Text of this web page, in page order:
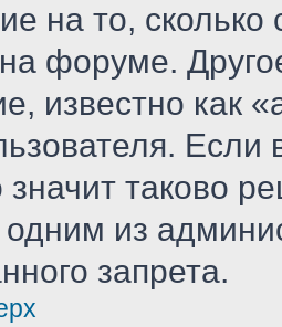
на то,
форуме.
известно как
значит таково
одним из
запрета.